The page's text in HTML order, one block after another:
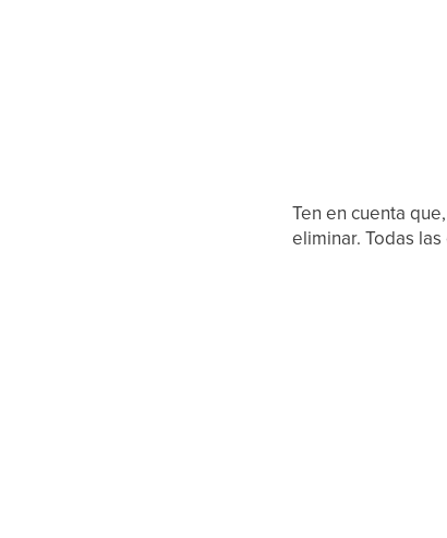
Ten en cuenta
eliminar. Todas